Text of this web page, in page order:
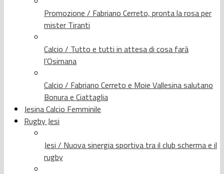
Promozione / Fabriano Cerreto, pronta la rosa per
mister Tiranti
Calcio / Tutto e tutti in attesa di cosa farà
l’Osimana
Calcio / Fabriano Cerreto e Moie Vallesina salutano
Bonura e Ciattaglia
Jesina Calcio Femminile
Rugby Jesi
Jesi / Nuova sinergia sportiva tra il club scherma e il
rugby